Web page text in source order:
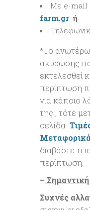
Με e-mail
farm.gr ή
*Το ανωτέρω
ακύρωσης
εκτελεσθεί
περίπτωση
για κάποιο
της , τότε
σελίδα
διαβάστε τι
περίπτωση.
–
Συχνές